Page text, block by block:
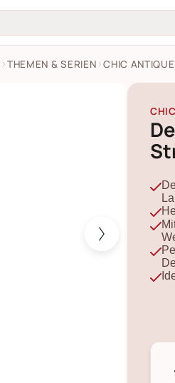
THEMEN & SERIEN CHIC